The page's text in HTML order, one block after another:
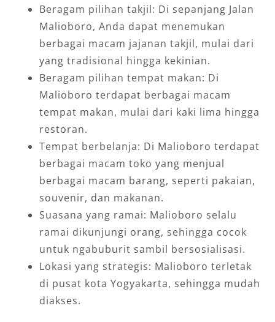
Beragam pilihan takjil: Di sepanjang Jalan
Malioboro, Anda dapat menemukan
berbagai macam jajanan takjil, mulai dari
yang tradisional hingga kekinian.
Beragam pilihan tempat makan: Di
Malioboro terdapat berbagai macam
tempat makan, mulai dari kaki lima hingga
restoran.
Tempat berbelanja: Di Malioboro terdapat
berbagai macam toko yang menjual
berbagai macam barang, seperti pakaian,
souvenir, dan makanan.
Suasana yang ramai: Malioboro selalu
ramai dikunjungi orang, sehingga cocok
untuk ngabuburit sambil bersosialisasi.
Lokasi yang strategis: Malioboro terletak
di pusat kota Yogyakarta, sehingga mudah
diakses.